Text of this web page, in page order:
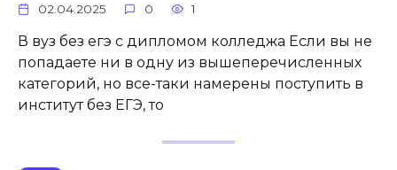
02.04.2025 0 1
В вуз без егэ с дипломом колледжа Если вы не
попадаете ни в одну из вышеперечисленных
категорий, но все-таки намерены поступить в
институт без ЕГЭ, то